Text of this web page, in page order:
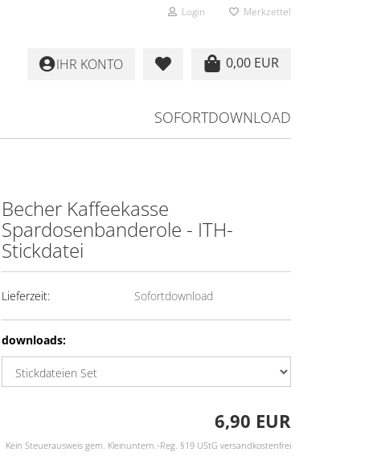
Login Merkzettel
0,00 EUR
IHR KONTO
SOFORTDOWNLOAD
Becher Kaffeekasse
Spardosenbanderole - ITH-
Stickdatei
Lieferzeit: Sofortdownload
downloads:
6,90 EUR
Kein Steuerausweis gem. Kleinuntern.-Reg. §19 UStG versandkostenfrei